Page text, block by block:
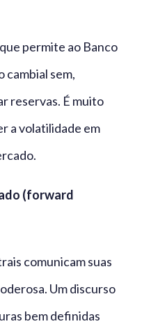
permite ao Banco
sem,
reservas. É muito
a volatilidade em
(forward
comunicam suas
Um discurso
bem definidas